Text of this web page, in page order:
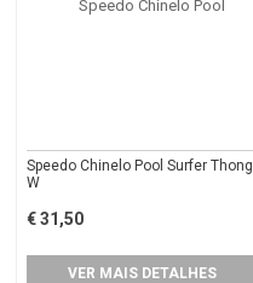
Speedo Chinelo Pool Surfer Thong
W
€ 31,50
VER MAIS DETALHES